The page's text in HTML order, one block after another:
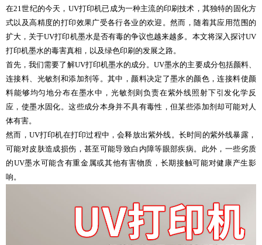
在21世纪的今天，UV打印机已成为一种主流的印刷技术，其独特的固化方
式以及高精度的打印效果广受各行各业的欢迎。然而，随着其应用范围的
扩大，关于UV打印机墨水是否有毒的争议也越来越多。本文将深入探讨UV
打印机墨水的毒害真相，以及绿色印刷的发展之路。
首先，我们需要了解UV打印机墨水的成分。UV墨水的主要成分包括颜料、
连接料、光敏剂和添加剂等。其中，颜料决定了墨水的颜色，连接料使颜
料能够均匀地分布在墨水中，光敏剂则负责在紫外线照射下引发化学反
应，使墨水固化。这些成分本身并不具有毒性，但某些添加剂却可能对人
体有害。
然而，UV打印机在打印过程中，会释放出紫外线。长时间的紫外线暴露，
可能对皮肤造成损伤，甚至可能导致白内障等眼部疾病。此外，一些劣质
的UV墨水可能含有重金属或其他有害物质，长期接触可能对健康产生影
响。